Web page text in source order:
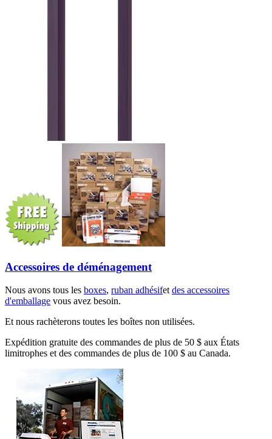
Accessoires de déménagement
Nous avons tous les boxes, ruban adhésifet des accessoires
d'emballage vous avez besoin.
Et nous rachèterons toutes les boîtes non utilisées.
Expédition gratuite des commandes de plus de 50 $ aux États
limitrophes et des commandes de plus de 100 $ au Canada.